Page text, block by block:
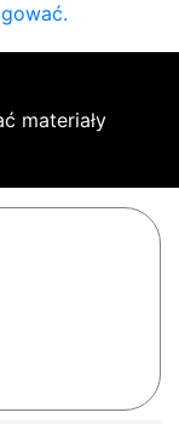
materiały